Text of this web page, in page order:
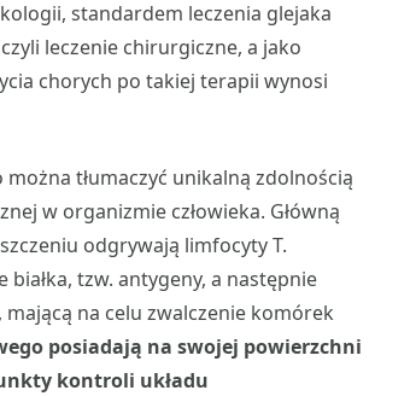
standardem leczenia glejaka
leczenie chirurgiczne, a jako
chorych po takiej terapii wynosi
tłumaczyć unikalną zdolnością
w organizmie człowieka. Główną
odgrywają limfocyty T.
tzw. antygeny, a następnie
na celu zwalczenie komórek
posiadają na swojej powierzchni
kontroli układu